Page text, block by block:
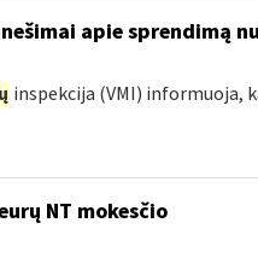
apie sprendimą
inspekcija (VMI) informuoja,
NT mokesčio